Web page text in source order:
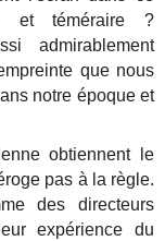
et téméraire ?
admirablement
que nous
notre époque et
obtiennent le
pas à la règle.
des directeurs
expérience du